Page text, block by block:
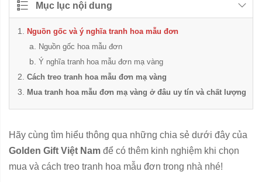
Mục lục nội dung
Nguồn gốc và ý nghĩa tranh hoa mẫu đơn
Nguồn gốc hoa mẫu đơn
Ý nghĩa tranh hoa mẫu đơn mạ vàng
Cách treo tranh hoa mẫu đơn mạ vàng
Mua tranh hoa mẫu đơn mạ vàng ở đâu uy tín và chất lượng
Hãy cùng tìm hiểu thông qua những chia sẻ dưới đây của
Golden Gift Việt Nam để có thêm kinh nghiệm khi chọn
mua và cách treo tranh hoa mẫu đơn trong nhà nhé!